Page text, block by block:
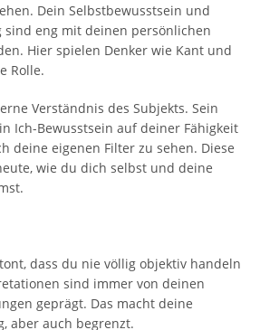
Dein Selbstbewusstsein und
eng mit deinen persönlichen
Hier spielen Denker wie Kant und
Rolle.
Verständnis des Subjekts. Sein
Ich-Bewusstsein auf deiner Fähigkeit
deine eigenen Filter zu sehen. Diese
wie du dich selbst und deine
dass du nie völlig objektiv handeln
sind immer von deinen
geprägt. Das macht deine
aber auch begrenzt.